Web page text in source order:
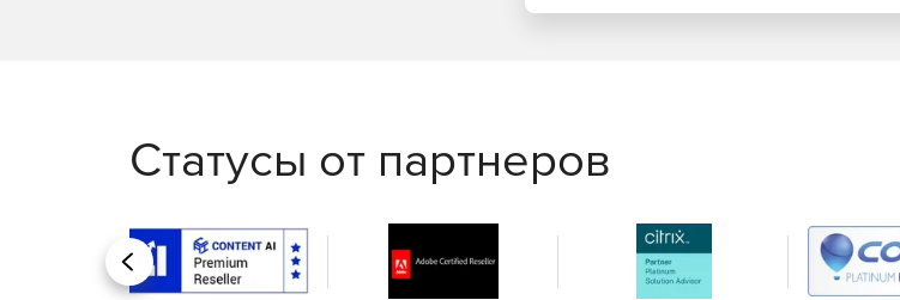
Статусы от партнеров
Назад